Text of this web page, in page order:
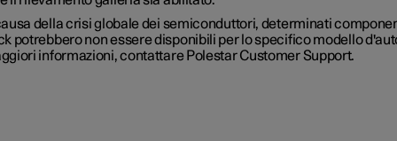
della crisi globale dei semiconduttori, determinati
potrebbero non essere disponibili per lo specifico modello
informazioni, contattare Polestar Customer Support.